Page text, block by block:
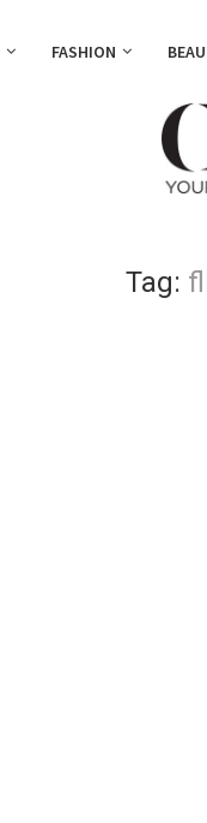
FASHION
Tag: